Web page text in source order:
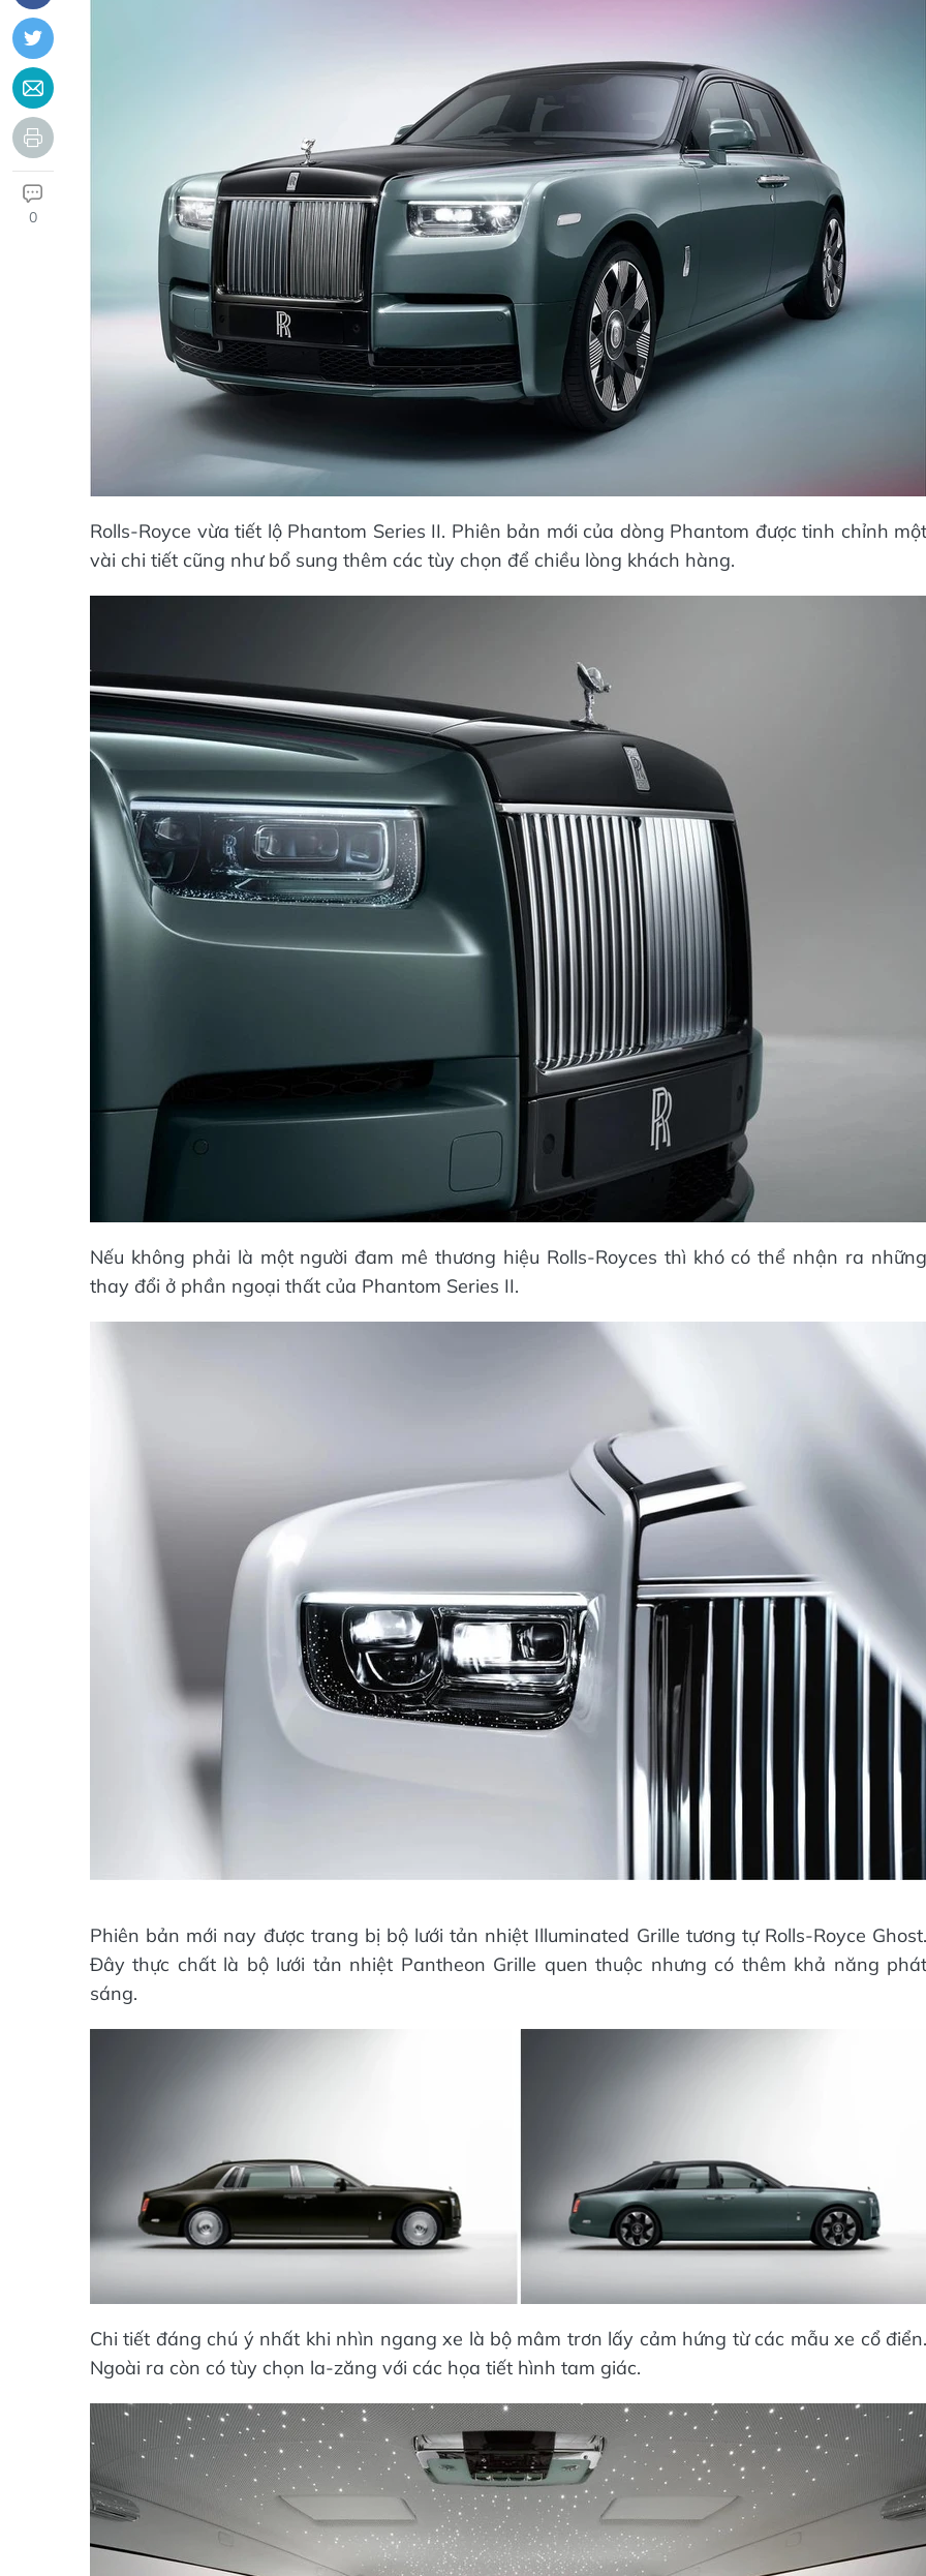
0
Rolls-Royce vừa tiết lộ Phantom Series II. Phiên bản mới của dòng Phantom được tinh chỉnh một
vài chi tiết cũng như bổ sung thêm các tùy chọn để chiều lòng khách hàng.
Nếu không phải là một người đam mê thương hiệu Rolls-Royces thì khó có thể nhận ra những
thay đổi ở phần ngoại thất của Phantom Series II.
Phiên bản mới nay được trang bị bộ lưới tản nhiệt Illuminated Grille tương tự Rolls-Royce Ghost.
Đây thực chất là bộ lưới tản nhiệt Pantheon Grille quen thuộc nhưng có thêm khả năng phát
sáng.
Chi tiết đáng chú ý nhất khi nhìn ngang xe là bộ mâm trơn lấy cảm hứng từ các mẫu xe cổ điển.
Ngoài ra còn có tùy chọn la-zăng với các họa tiết hình tam giác.